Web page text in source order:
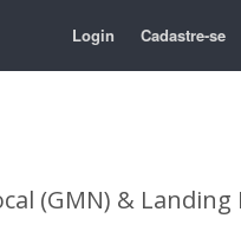
Login Cadastre-se
(GMN) & Landing